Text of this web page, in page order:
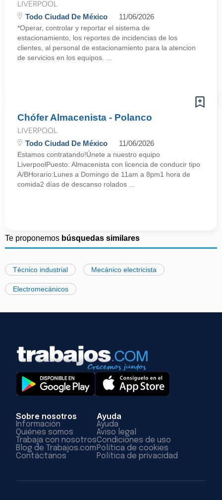
LIVERPOOL
Todo Ciudad De México 11/06/2026
*Operar, controlar y reportar el sistema de
estacionamiento, los reportes de incidencias de los
clientes, al personal de estacionamiento para la atencion
de servicios en los equipos. ...
Chófer Almacenista - Polanco
LIVERPOOL
Todo Ciudad De México 11/06/2026
Estamos contratando!Únete a nuestro equipo
LiverpoolPuesto: Almacenista con licencia de conducir tipo
A/BHorario:Lunes a Domingo de 11am a 8pm1 hora de
comida2 días de descanso rolados ...
Te proponemos búsquedas similares
Técnico industrial Mecánico electricista
Electromecánicos
Sobre nosotros
Información
Quiénes somos
Trabaja con nosotros
Blog de Trabajos.com
Contáctanos
Ayuda
Ayuda
Aviso legal
Condiciones de uso
Política de cookies
Política de privacidad